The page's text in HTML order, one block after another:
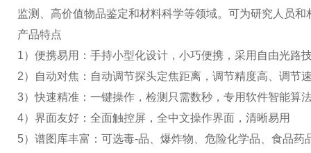
监测、高价值物品鉴定和材料科学等领域。可为研究人员
产品特点
1）便携易⽤：⼿持小型化设计，小巧便携，采⽤⾃由光路
2）⾃动对焦：⾃动调节探头定焦距离，调节精度⾼、调节
3）快速精准：⼀键操作，检测只需数秒，专⽤软件智能算
4）界⾯友好：全⾯触控屏，全中⽂操作界⾯，清晰易⽤
5）谱图库丰富：可选毒-品、爆炸物、危险化学品、⾷品